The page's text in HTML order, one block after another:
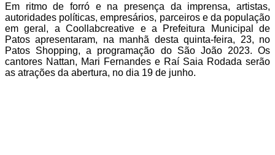
Em ritmo de forró e na presença da imprensa, artistas,
autoridades políticas, empresários, parceiros e da população
em geral, a Coollabcreative e a Prefeitura Municipal de
Patos apresentaram, na manhã desta quinta-feira, 23, no
Patos Shopping, a programação do São João 2023. Os
cantores Nattan, Mari Fernandes e Raí Saia Rodada serão
as atrações da abertura, no dia 19 de junho.